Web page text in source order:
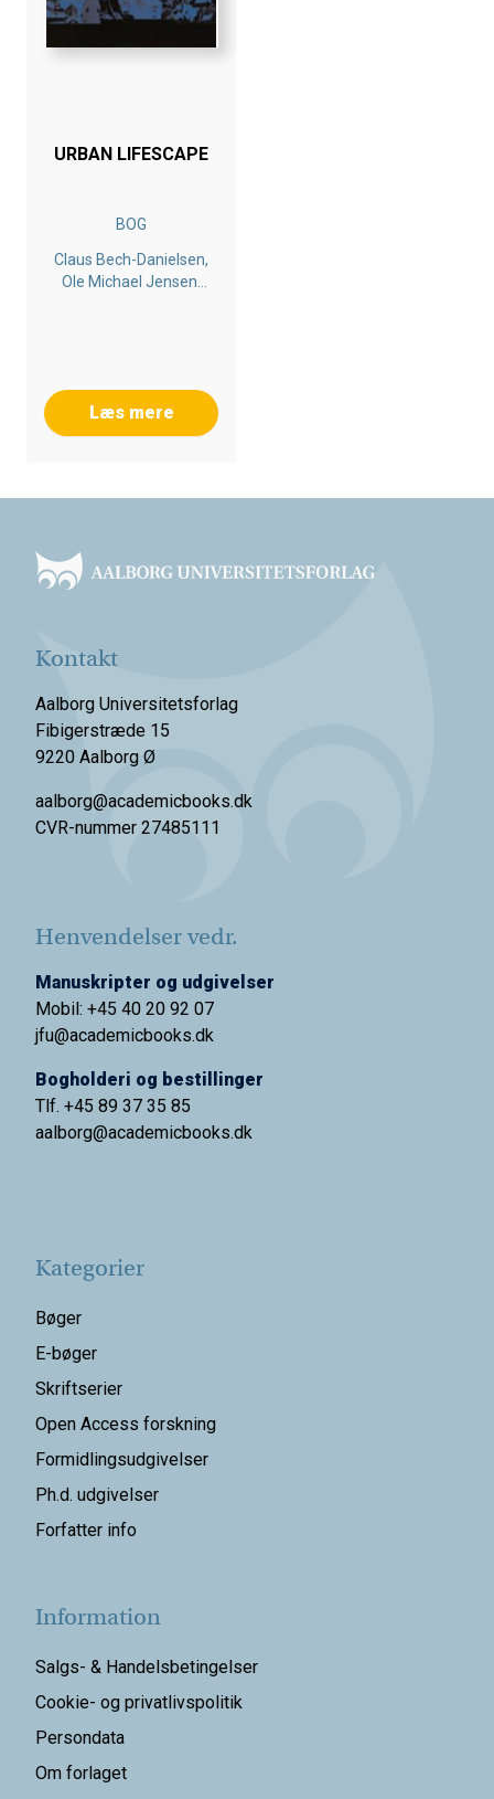
URBAN LIFESCAPE
BOG
Claus Bech-Danielsen,
Ole Michael Jensen,
Læs mere
Kontakt
Aalborg Universitetsforlag
Fibigerstræde 15
9220 Aalborg Ø
aalborg@academicbooks.dk
CVR-nummer 27485111
Henvendelser vedr.
Manuskripter og udgivelser
Mobil: +45 40 20 92 07
jfu@academicbooks.dk
Bogholderi og bestillinger
Tlf. +45 89 37 35 85
aalborg@academicbooks.dk
Kategorier
Bøger
E-bøger
Skriftserier
Open Access forskning
Formidlingsudgivelser
Ph.d. udgivelser
Forfatter info
Information
Salgs- & Handelsbetingelser
Cookie- og privatlivspolitik
Persondata
Om forlaget